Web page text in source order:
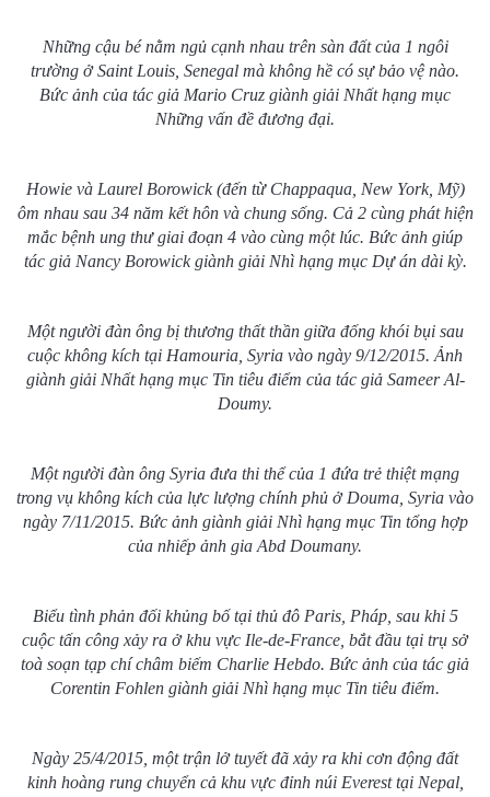
Những cậu bé nằm ngủ cạnh nhau trên sàn đất của 1 ngôi
trường ở Saint Louis, Senegal mà không hề có sự bảo vệ nào.
Bức ảnh của tác giả Mario Cruz giành giải Nhất hạng mục
Những vấn đề đương đại.
Howie và Laurel Borowick (đến từ Chappaqua, New York, Mỹ)
ôm nhau sau 34 năm kết hôn và chung sống. Cả 2 cùng phát hiện
mắc bệnh ung thư giai đoạn 4 vào cùng một lúc. Bức ảnh giúp
tác giả Nancy Borowick giành giải Nhì hạng mục Dự án dài kỳ.
Một người đàn ông bị thương thất thần giữa đống khói bụi sau
cuộc không kích tại Hamouria, Syria vào ngày 9/12/2015. Ảnh
giành giải Nhất hạng mục Tin tiêu điểm của tác giả Sameer Al-
Doumy.
Một người đàn ông Syria đưa thi thể của 1 đứa trẻ thiệt mạng
trong vụ không kích của lực lượng chính phủ ở Douma, Syria vào
ngày 7/11/2015. Bức ảnh giành giải Nhì hạng mục Tin tổng hợp
của nhiếp ảnh gia Abd Doumany.
Biểu tình phản đối khủng bố tại thủ đô Paris, Pháp, sau khi 5
cuộc tấn công xảy ra ở khu vực Ile-de-France, bắt đầu tại trụ sở
toà soạn tạp chí châm biếm Charlie Hebdo. Bức ảnh của tác giả
Corentin Fohlen giành giải Nhì hạng mục Tin tiêu điểm.
Ngày 25/4/2015, một trận lở tuyết đã xảy ra khi cơn động đất
kinh hoàng rung chuyển cả khu vực đỉnh núi Everest tại Nepal,